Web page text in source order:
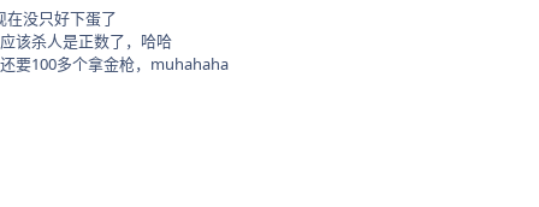
在没只好下蛋了
该杀人是正数了，哈哈
要100多个拿金枪，muhahaha